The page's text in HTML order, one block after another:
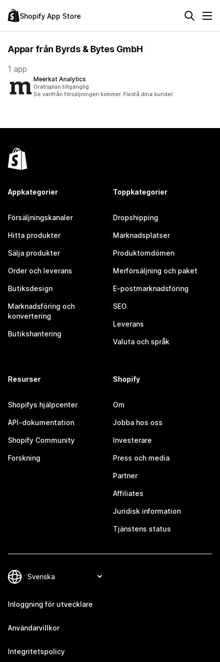
Shopify App Store
Appar från Byrds & Bytes GmbH
1 app
Meerkat Analytics
Gratisplan tillgänglig
Se varifrån försäljningen kommer. Förstå dina kunder.
Appkategorier
Försäljningskanaler
Hitta produkter
Sälja produkter
Order och leverans
Butiksdesign
Marknadsföring och
konvertering
Butikshantering
Toppkategorier
Dropshipping
Marknadsplatser
Produktomdömen
Merförsäljning och paket
E-postmarknadsföring
SEO
Leverans
Valuta och språk
Resurser
Shopifys hjälpcenter
API-dokumentation
Shopify Community
Forskning
Shopify
Om
Jobba hos oss
Investerare
Press och media
Partner
Affiliates
Juridisk information
Tjänstens status
Inloggning för utvecklare
Användarvillkor
Integritetspolicy